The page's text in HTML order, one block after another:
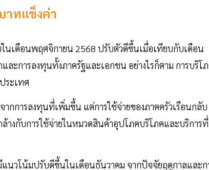
าทแข็งค่า
นเดือนพฤศจิกายน 2568 ปรับตัวดีขึ้นเมื่อเทียบกับเดือน
ะการลงทุนทั้งภาครัฐและเอกชน อย่างไรก็ตาม การบริโ
ระเทศ
กการลงทุนที่เพิ่มขึ้น แต่การใช้จ่ายของภาคครัวเรือนกลับ
างกับการใช้จ่ายในหมวดสินค้าอุปโภคบริโภคและบริการที่
แนวโน้มปรับดีขึ้นในเดือนธันวาคม จากปัจจัยฤดูกาลและก